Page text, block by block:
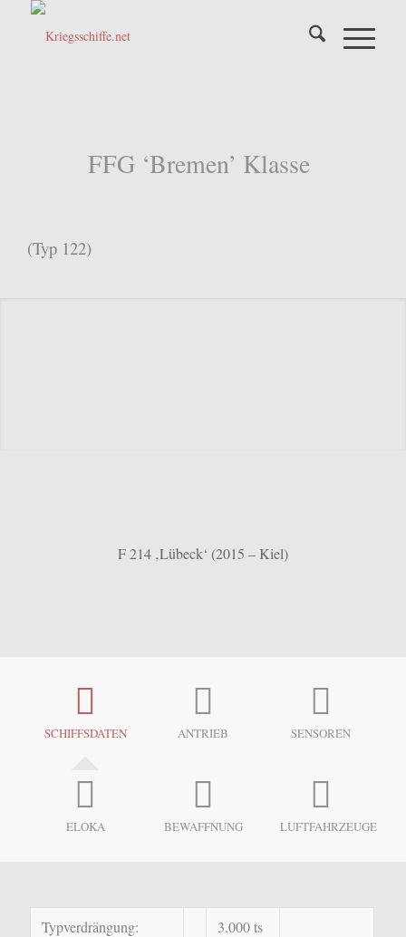
FFG ‘Bremen’ Klasse
(Typ 122)
F 214 ‚Lübeck‘ (2015 – Kiel)
SCHIFFSDATEN ANTRIEB SENSOREN
ELOKA BEWAFFNUNG LUFTFAHRZEUGE
Typverdrängung: 3.000 ts